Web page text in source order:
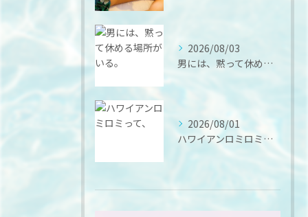
2026/08/03
男には、黙って休める場所がいる。
2026/08/01
ハワイアンロミロミって、